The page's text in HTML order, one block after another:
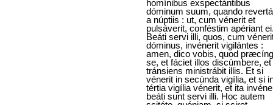
homínibus exspectántibus
dóminum suum, quando
a núptiis : ut, cum vénerit et
pulsáverit, conféstim apériant
Beáti servi illi, quos, cum
dóminus, invénerit vigilántes :
amen, dico vobis, quod
se, et fáciet illos discúmbere, et
tránsiens ministrábit illis. Et si
vénerit in secúnda vigília, et si
tértia vigília vénerit, et ita
beáti sunt servi illi. Hoc autem